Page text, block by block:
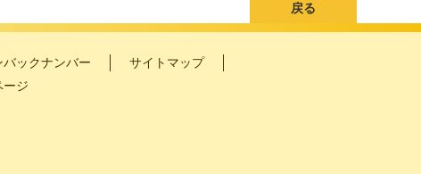
戻る
ックナンバー
サイトマップ
ージ